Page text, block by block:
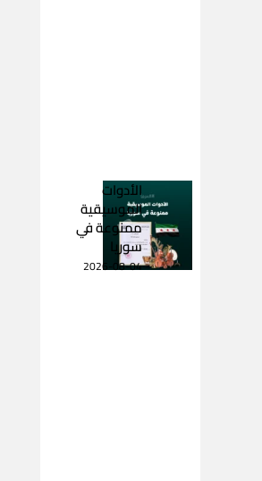
الأدوات
الموسيقية
ممنوعة في
سوريا
2026-08-04